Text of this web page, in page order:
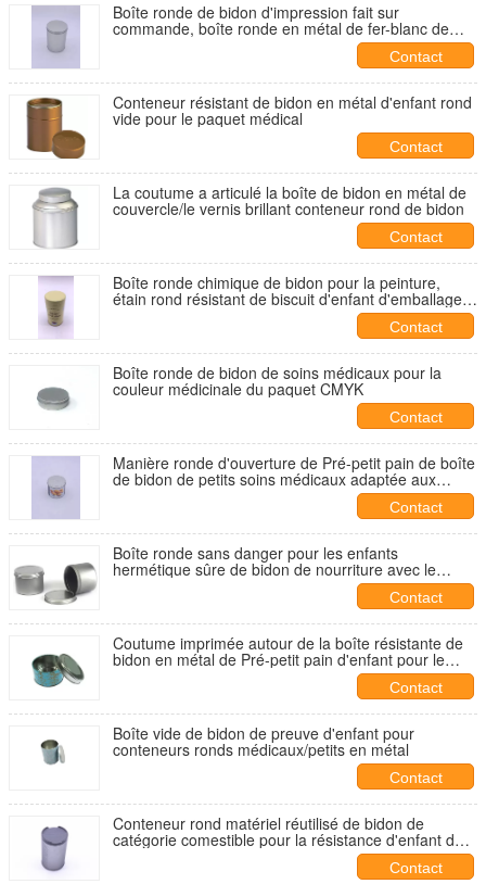
Boîte ronde de bidon d'impression fait sur
commande, boîte ronde en métal de fer-blanc de
Contact
Conteneur résistant de bidon en métal d'enfant rond
vide pour le paquet médical
Contact
La coutume a articulé la boîte de bidon en métal de
couvercle/le vernis brillant conteneur rond de bidon
Contact
Boîte ronde chimique de bidon pour la peinture,
étain rond résistant de biscuit d'enfant d'emballage
Contact
Boîte ronde de bidon de soins médicaux pour la
couleur médicinale du paquet CMYK
Contact
Manière ronde d'ouverture de Pré-petit pain de boîte
de bidon de petits soins médicaux adaptée aux
Contact
Boîte ronde sans danger pour les enfants
hermétique sûre de bidon de nourriture avec le
Contact
Coutume imprimée autour de la boîte résistante de
bidon en métal de Pré-petit pain d'enfant pour le
Contact
Boîte vide de bidon de preuve d'enfant pour
conteneurs ronds médicaux/petits en métal
Contact
Conteneur rond matériel réutilisé de bidon de
catégorie comestible pour la résistance d'enfant de
Contact